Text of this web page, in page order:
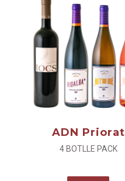
ADN Priorat
4 BOTLLE PACK